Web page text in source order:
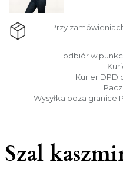
Przy
odbiór w
Kurier DPD
Wysyłka poza granice
Szal